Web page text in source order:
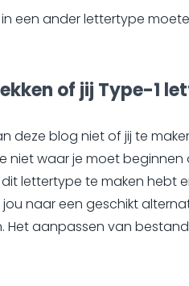
een ander lettertype
of jij Type-1
deze blog niet of jij te
niet waar je moet beginnen
dit lettertype te maken hebt
jou naar een geschikt
Het aanpassen van